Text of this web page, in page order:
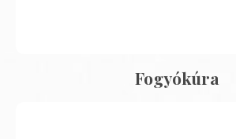
Fogyókúra